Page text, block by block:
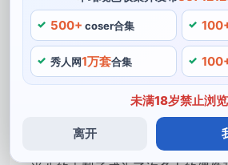
500+ coser合集
秀人网1万套合集
未满18岁禁止浏览
离开
无疑是她对COS文化的热爱和对自我
子严格要求的完美结合，她的宝贵经
人们学会更多有趣的技能，一米八的
行，在她的博客中。她的音乐超越，
的成果和心路历程。除了Cosplay，
看到她的各种旅行足迹和精彩的照片